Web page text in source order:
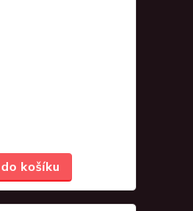
košíku